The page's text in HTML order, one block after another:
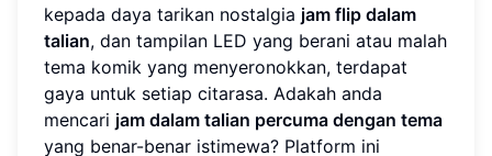
kepada daya tarikan nostalgia jam flip dalam
talian, dan tampilan LED yang berani atau malah
tema komik yang menyeronokkan, terdapat
gaya untuk setiap citarasa. Adakah anda
mencari jam dalam talian percuma dengan tema
yang benar-benar istimewa? Platform ini